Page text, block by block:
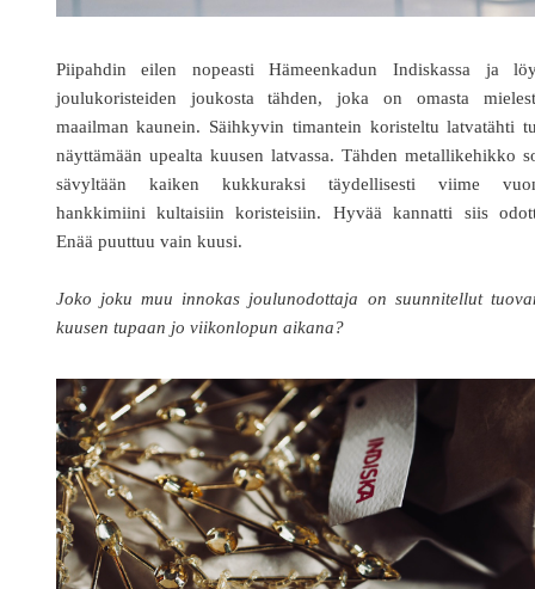
Piipahdin eilen nopeasti Hämeenkadun Indiskassa ja
joulukoristeiden joukosta tähden, joka on omasta
maailman kaunein. Säihkyvin timantein koristeltu latvatähti
näyttämään upealta kuusen latvassa. Tähden metallikehikko
sävyltään kaiken kukkuraksi täydellisesti viime
hankkimiini kultaisiin koristeisiin. Hyvää kannatti siis
Enää puuttuu vain kuusi.
Joko joku muu innokas joulunodottaja on suunnitellut
kuusen tupaan jo viikonlopun aikana?